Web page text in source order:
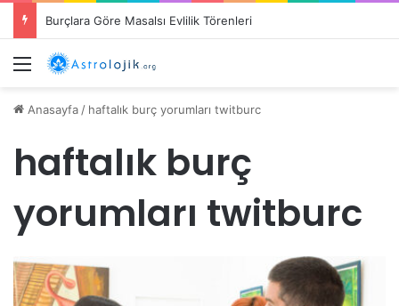
Burçlara Göre Masalsı Evlilik Törenleri
Menü
Anasayfa / haftalık burç yorumları twitburc
haftalık burç
yorumları twitburc